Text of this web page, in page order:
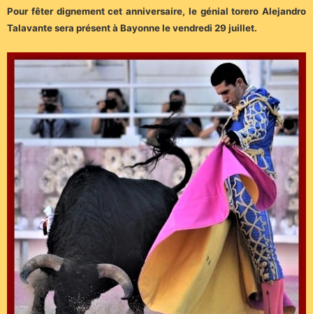
Pour fêter dignement cet anniversaire, le génial torero Alejandro
Talavante sera présent à Bayonne le vendredi 29 juillet.